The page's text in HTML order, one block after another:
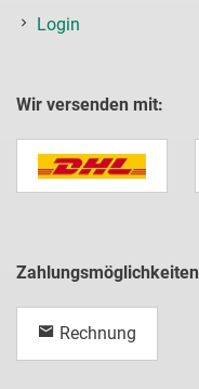
Login
Wir versenden mit:
Zahlungsmöglichkeiten
Rechnung